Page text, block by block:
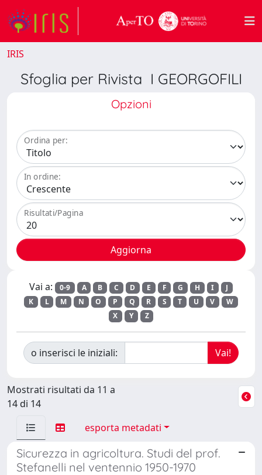
IRIS
Sfoglia per Rivista I GEORGOFILI
Opzioni
Ordina per:
In ordine:
Risultati/Pagina
Vai a: 0-9 A B C D E F G H I
J
K
L M N O P Q R S T U V
W
X
Y Z
o inserisci le iniziali:
Mostrati risultati da 11 a
14 di 14
esporta metadati
Sicurezza in agricoltura. Studi del prof.
Stefanelli nel ventennio 1950-1970